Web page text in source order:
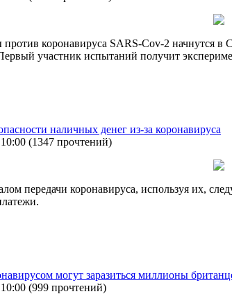
коронавируса SARS-Cov-2 начнутся в
участник испытаний получит
наличных денег из-за коронавируса
(1347 прочтений)
передачи коронавируса, используя их,
могут заразиться миллионы
(999 прочтений)